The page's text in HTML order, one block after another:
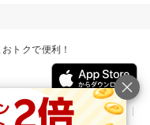
トクで便利！
リリース情報
利用規約